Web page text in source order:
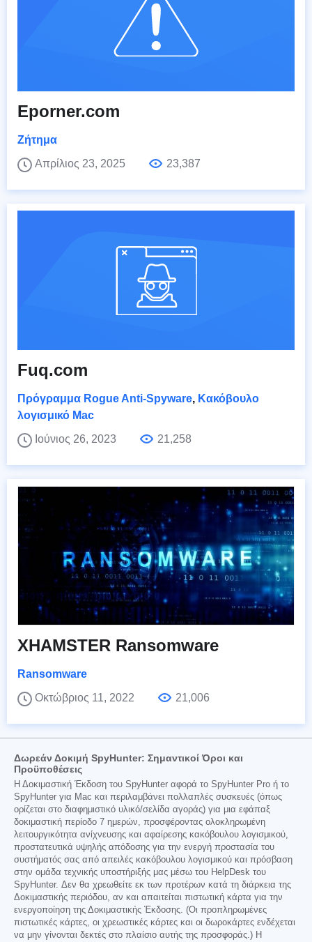
Eporner.com
Ζήτημα
Απρίλιος 23, 2025
23,387
Fuq.com
Πρόγραμμα Rogue Anti-Spyware, Κακόβουλο
λογισμικό Mac
Ιούνιος 26, 2023
21,258
XHAMSTER Ransomware
Ransomware
Οκτώβριος 11, 2022
21,006
Δωρεάν Δοκιμή SpyHunter: Σημαντικοί Όροι και
Προϋποθέσεις
Η Δοκιμαστική Έκδοση του SpyHunter αφορά το SpyHunter Pro ή το
SpyHunter για Mac και περιλαμβάνει πολλαπλές συσκευές (όπως
ορίζεται στο διαφημιστικό υλικό/σελίδα αγοράς) για μια εφάπαξ
δοκιμαστική περίοδο 7 ημερών, προσφέροντας ολοκληρωμένη
λειτουργικότητα ανίχνευσης και αφαίρεσης κακόβουλου λογισμικού,
προστατευτικά υψηλής απόδοσης για την ενεργή προστασία του
συστήματός σας από απειλές κακόβουλου λογισμικού και πρόσβαση
στην ομάδα τεχνικής υποστήριξής μας μέσω του HelpDesk του
SpyHunter. Δεν θα χρεωθείτε εκ των προτέρων κατά τη διάρκεια της
Δοκιμαστικής περιόδου, αν και απαιτείται πιστωτική κάρτα για την
ενεργοποίηση της Δοκιμαστικής Έκδοσης. (Οι προπληρωμένες
πιστωτικές κάρτες, οι χρεωστικές κάρτες και οι δωροκάρτες ενδέχεται
να μην γίνονται δεκτές στο πλαίσιο αυτής της προσφοράς.) Η